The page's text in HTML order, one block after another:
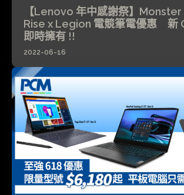
【Lenovo 年中感謝祭】
Rise x Legion 電競筆電優惠 新
即時擁有 !!
2022-06-16